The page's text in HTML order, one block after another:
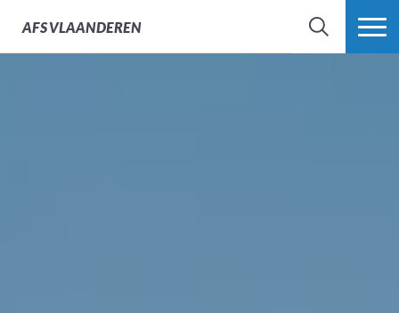
AFSVLAANDEREN
ZOEK MEER